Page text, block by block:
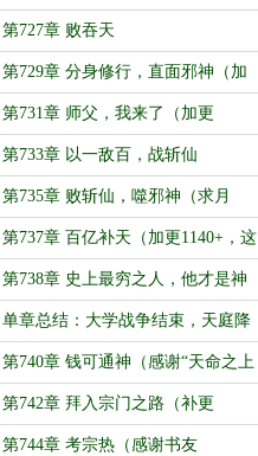
谢‘树牧深山朝’打赏盟主）
第727章 败吞天
第729章 分身修行，直面邪神（加
更1600+感谢“乾天贤”打赏盟主）
第731章 师父，我来了（加更
1500+）
第733章 以一敌百，战斩仙
第735章 败斩仙，噬邪神（求月
票）
第737章 百亿补天（加更1140+，这
月最后一天可订出保底月票）
第738章 史上最穷之人，他才是神
（今日第一章6210+）
单章总结：大学战争结束，天庭降
临
第740章 钱可通神（感谢“天命之上
SSR”打赏的白银盟）
第742章 拜入宗门之路（补更
1000+，感谢‘旭_尧’打赏盟主）
第744章 考宗热（感谢书友